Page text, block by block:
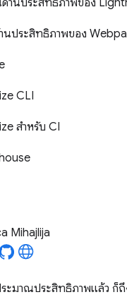
านประสิทธิภาพของ
นประสิทธิภาพของ
CLI
สำหรับ CI
Mihajlija
ะมาณประสิทธิภาพแล้ว ก็ถึ